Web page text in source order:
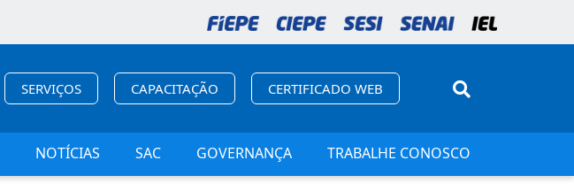
SERVIÇOS CAPACITAÇÃO CERTIFICADO WEB
NOTÍCIAS SAC GOVERNANÇA TRABALHE CONOSCO